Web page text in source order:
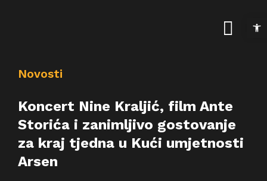
Kalendar događanja
Arhiva događanja
Novosti
Info
Novosti
Koncert Nine Kraljić, film Ante
Storića i zanimljivo gostovanje
za kraj tjedna u Kući umjetnosti
Arsen
Open